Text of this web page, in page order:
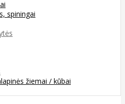
spiningai
žiemai / kūbai